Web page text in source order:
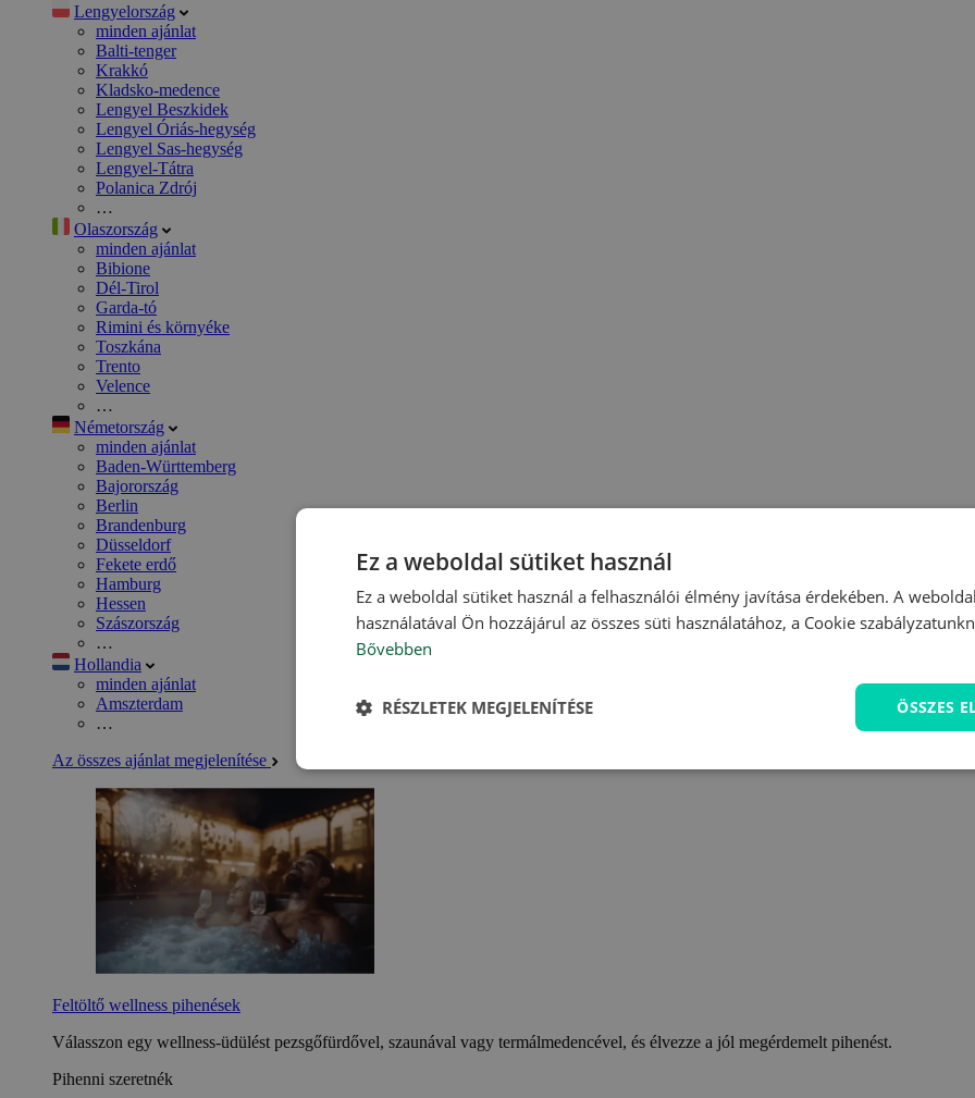
Lengyelország
minden ajánlat
Balti-tenger
Krakkó
Kladsko-medence
Lengyel Beszkidek
Lengyel Óriás-hegység
Lengyel Sas-hegység
Lengyel-Tátra
Polanica Zdrój
…
Olaszország
minden ajánlat
Bibione
Dél-Tirol
Garda-tó
Rimini és környéke
Toszkána
Trento
Velence
…
Németország
minden ajánlat
Baden-Württemberg
Bajorország
Berlin
Brandenburg
Düsseldorf
Fekete erdő
Hamburg
Hessen
Szászország
…
Hollandia
minden ajánlat
Amszterdam
…
Az összes ajánlat megjelenítése
Feltöltő wellness pihenések
Válasszon egy wellness-üdülést pezsgőfürdővel, szaunával vagy termálmedencével, és élvezze a jól megérdemelt pihenést.
Pihenni szeretnék
Ez a weboldal sütiket használ
Ez a weboldal sütiket használ a felhasználói élmény javítása érdekében. A
használatával Ön hozzájárul az összes süti használatához, a Cookie
Bővebben
ÖSSZES
RÉSZLETEK MEGJELENÍTÉSE